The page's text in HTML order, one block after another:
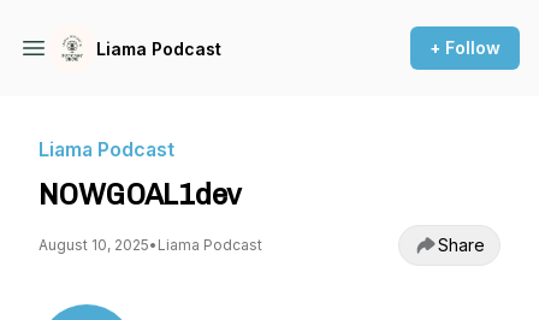
Liama Podcast + Follow
Liama Podcast
NOWGOAL1dev
August 10, 2025• Liama Podcast Share